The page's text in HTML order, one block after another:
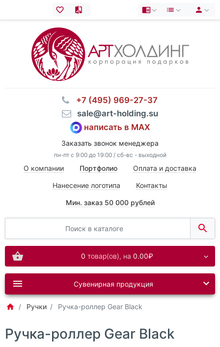
⠀+7 (495) 969-27-37
⠀sale@art-holding.su
написать в MAX
Заказать звонок менеджера
пн-пт с 9:00 до 19:00 / сб-вс - выходной
О компании Портфолио Оплата и доставка
Нанесение логотипа Контакты
Мин. заказ 50 000 рублей
0 товар(ов), на 0.00₽
Сувенирная продукция
Ручки Ручка-роллер Gear Black
Ручка-роллер Gear Black